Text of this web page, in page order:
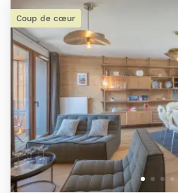
Coup de cœur